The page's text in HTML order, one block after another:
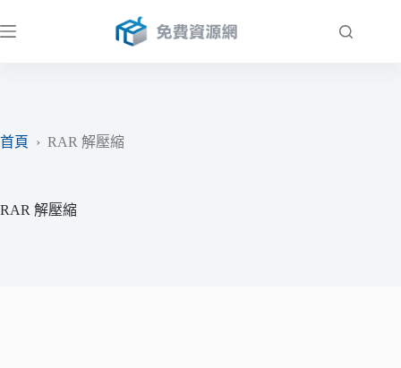
至
首頁
› RAR 解壓縮
RAR 解壓縮